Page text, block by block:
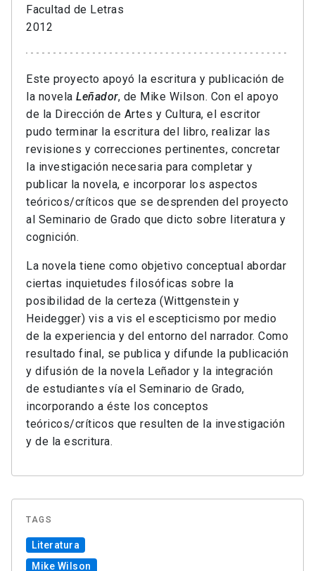
Facultad de Letras
2012
Este proyecto apoyó la escritura y publicación de
la novela Leñador, de Mike Wilson. Con el apoyo
de la Dirección de Artes y Cultura, el escritor
pudo terminar la escritura del libro, realizar las
revisiones y correcciones pertinentes, concretar
la investigación necesaria para completar y
publicar la novela, e incorporar los aspectos
teóricos/críticos que se desprenden del proyecto
al Seminario de Grado que dicto sobre literatura y
cognición.
La novela tiene como objetivo conceptual abordar
ciertas inquietudes filosóficas sobre la
posibilidad de la certeza (Wittgenstein y
Heidegger) vis a vis el escepticismo por medio
de la experiencia y del entorno del narrador. Como
resultado final, se publica y difunde la publicación
y difusión de la novela Leñador y la integración
de estudiantes vía el Seminario de Grado,
incorporando a éste los conceptos
teóricos/críticos que resulten de la investigación
y de la escritura.
TAGS
Literatura
Mike Wilson